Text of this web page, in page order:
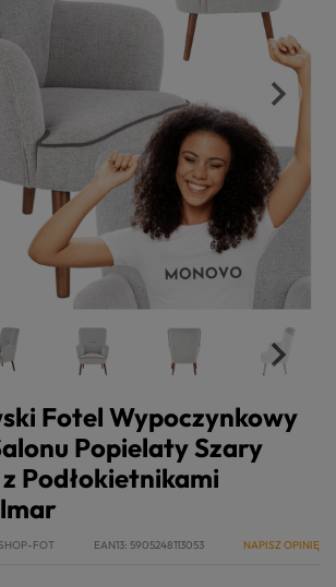
Fotel Wypoczynkowy
Popielaty Szary
Podłokietnikami
FOT EAN13 5905248113053 NAPISZ OPINIĘ